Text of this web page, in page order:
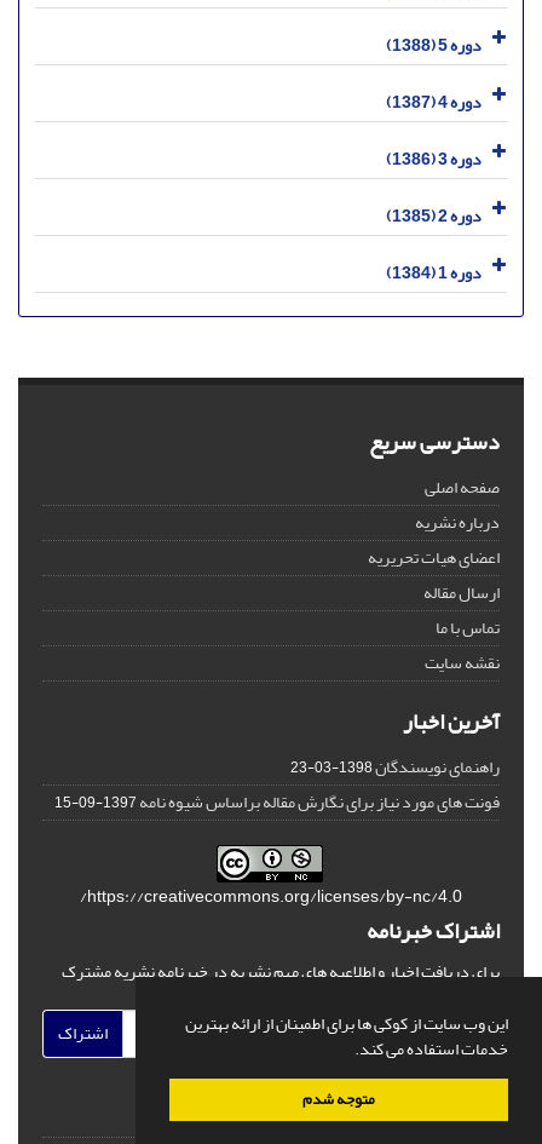
این وب سایت از کوکی ها برای اطمینان از ارائه بهترین
خدمات استفاده می کند.
متوجه شدم
دوره 5 (1388)
دوره 4 (1387)
دوره 3 (1386)
دوره 2 (1385)
دوره 1 (1384)
دسترسی سریع
صفحه اصلی
درباره نشریه
اعضای هیات تحریریه
ارسال مقاله
تماس با ما
نقشه سایت
آخرین اخبار
راهنمای نویسندگان1398-03-23
فونت های مورد نیاز برای نگارش مقاله براساس شیوه نامه1397-09-15
https://creativecommons.org/licenses/by-nc/4.0/
اشتراک خبرنامه
برای دریافت اخبار و اطلاعیه های مهم نشریه در خبرنامه نشریه مشترک
اشتراک